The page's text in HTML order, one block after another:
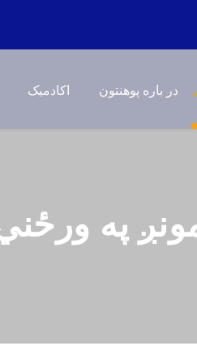
در باره پوهنتون اکادمیک
په